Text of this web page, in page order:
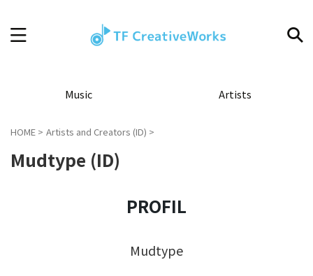
Music Artists
HOME > Artists and Creators (ID) >
Mudtype (ID)
PROFIL
Mudtype